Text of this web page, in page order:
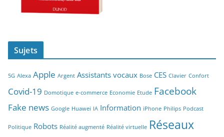
Sujets
5G Alexa Apple Argent Assistants vocaux Bose CES Clavier Confort
Covid-19 Domotique e-commerce Economie Etude Facebook
Fake news Google Huawei IA Information iPhone Philips Podcast
Politique Robots Réalité augmenté Réalité virtuelle Réseaux